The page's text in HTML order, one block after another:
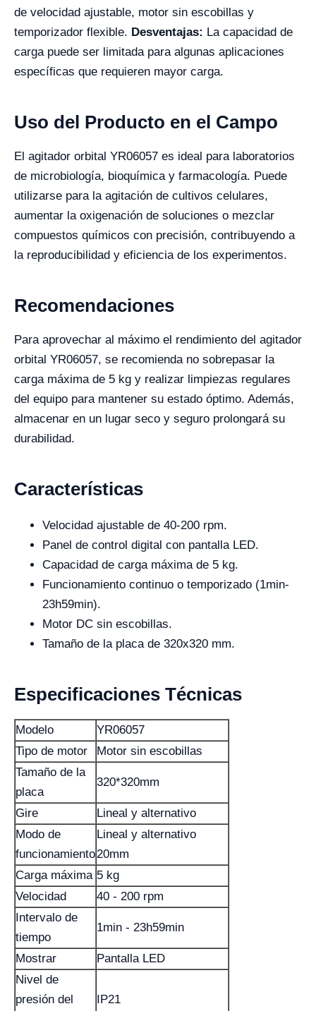
de velocidad ajustable, motor sin escobillas y
temporizador flexible. Desventajas: La capacidad de
carga puede ser limitada para algunas aplicaciones
específicas que requieren mayor carga.
Uso del Producto en el Campo
El agitador orbital YR06057 es ideal para laboratorios
de microbiología, bioquímica y farmacología. Puede
utilizarse para la agitación de cultivos celulares,
aumentar la oxigenación de soluciones o mezclar
compuestos químicos con precisión, contribuyendo a
la reproducibilidad y eficiencia de los experimentos.
Recomendaciones
Para aprovechar al máximo el rendimiento del agitador
orbital YR06057, se recomienda no sobrepasar la
carga máxima de 5 kg y realizar limpiezas regulares
del equipo para mantener su estado óptimo. Además,
almacenar en un lugar seco y seguro prolongará su
durabilidad.
Características
Velocidad ajustable de 40-200 rpm.
Panel de control digital con pantalla LED.
Capacidad de carga máxima de 5 kg.
Funcionamiento continuo o temporizado (1min-
23h59min).
Motor DC sin escobillas.
Tamaño de la placa de 320x320 mm.
Especificaciones Técnicas
Modelo
YR06057
Tipo de motor
Motor sin escobillas
Tamaño de la
placa
320*320mm
Gire
Lineal y alternativo
Modo de
funcionamiento
Lineal y alternativo
20mm
Carga máxima 5 kg
Velocidad
40 - 200 rpm
Intervalo de
tiempo
1min - 23h59min
Mostrar
Pantalla LED
Nivel de
presión del
IP21